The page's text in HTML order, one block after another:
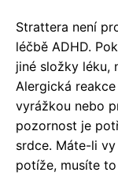
Strattera není
léčbě ADHD.
jiné složky léku,
Alergická
vyrážkou nebo
pozornost je
srdce. Máte-li
potíže, musíte